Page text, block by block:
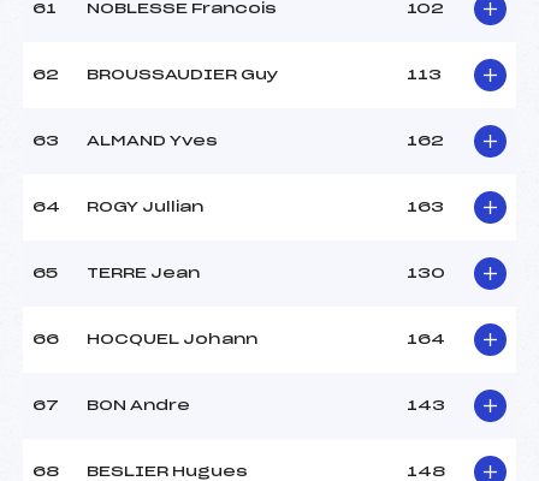
61 NOBLESSE Francois 102
62 BROUSSAUDIER Guy 113
63 ALMAND Yves 162
64 ROGY Jullian 163
65 TERRE Jean 130
66 HOCQUEL Johann 164
67 BON Andre 143
68 BESLIER Hugues 148